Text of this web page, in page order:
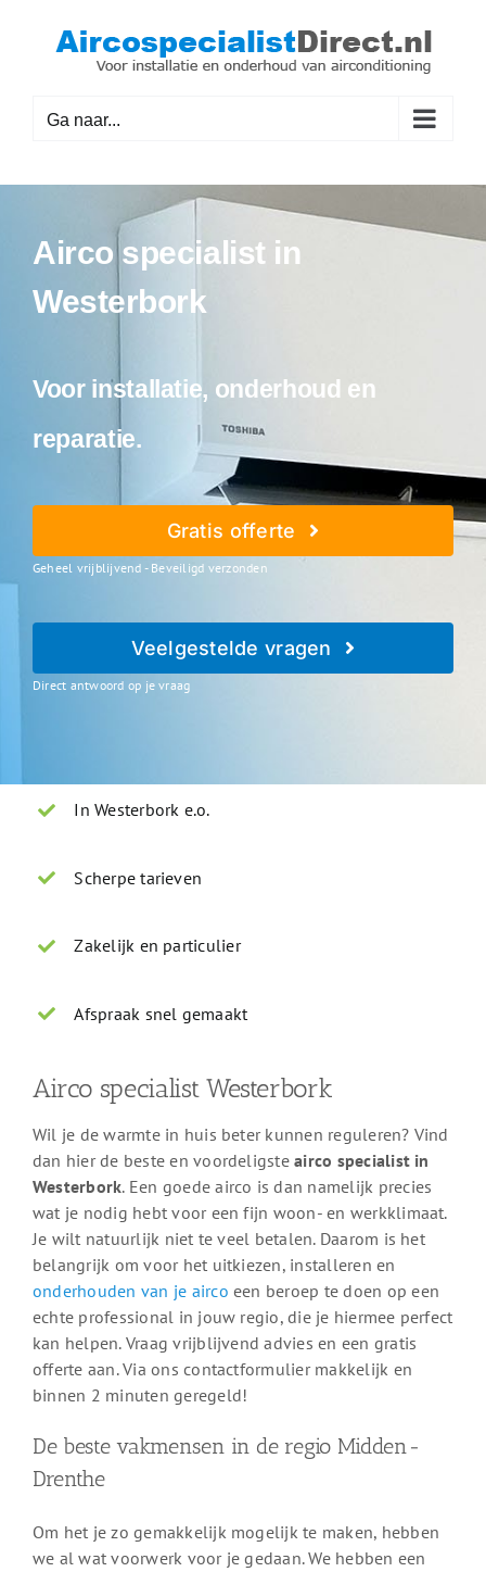
Ga naar...
Airco specialist in
Westerbork
Voor installatie, onderhoud en
reparatie.
Gratis offerte
Geheel vrijblijvend - Beveiligd verzonden
Veelgestelde vragen
Direct antwoord op je vraag
In Westerbork e.o.
Scherpe tarieven
Zakelijk en particulier
Afspraak snel gemaakt
Airco specialist Westerbork
Wil je de warmte in huis beter kunnen reguleren? Vind
dan hier de beste en voordeligsteairco specialist in
Westerbork. Een goede airco is dan namelijk precies
wat je nodig hebt voor een fijn woon- en werkklimaat.
Je wilt natuurlijk niet te veel betalen. Daarom is het
belangrijk om voor het uitkiezen, installeren en
onderhouden van je airco een beroep te doen op een
echte professional in jouw regio, die je hiermee perfect
kan helpen. Vraag vrijblijvend advies en een gratis
offerte aan. Via ons contactformulier makkelijk en
binnen 2 minuten geregeld!
De beste vakmensen in de regio Midden-
Drenthe
Om het je zo gemakkelijk mogelijk te maken, hebben
we al wat voorwerk voor je gedaan. We hebben een